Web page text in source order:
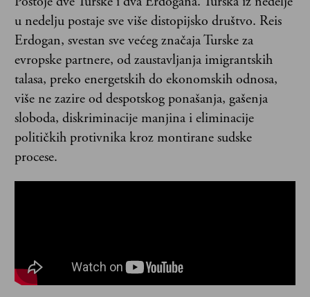
u nedelju postaje sve više distopijsko društvo. Reis
Erdogan, svestan sve većeg značaja Turske za
evropske partnere, od zaustavljanja imigrantskih
talasa, preko energetskih do ekonomskih odnosa,
više ne zazire od despotskog ponašanja, gašenja
sloboda, diskriminacije manjina i eliminacije
političkih protivnika kroz montirane sudske
procese.